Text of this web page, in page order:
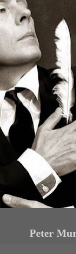
Peter